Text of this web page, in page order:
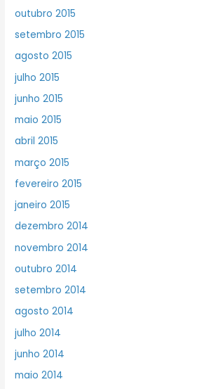
outubro 2015
setembro 2015
agosto 2015
julho 2015
junho 2015
maio 2015
abril 2015
março 2015
fevereiro 2015
janeiro 2015
dezembro 2014
novembro 2014
outubro 2014
setembro 2014
agosto 2014
julho 2014
junho 2014
maio 2014